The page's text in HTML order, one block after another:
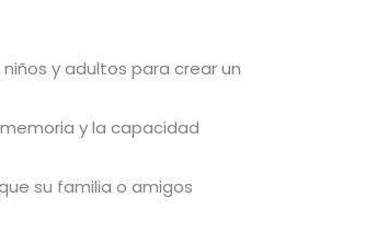
y adultos para crear un
y la capacidad
su familia o amigos